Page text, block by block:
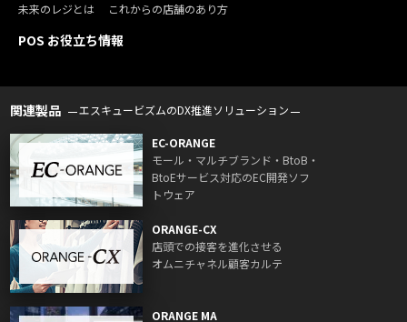
未来のレジとは
これからの店舗のあり方
POS お役立ち情報
関連製品 エスキュービズムのDX推進ソリューション
EC-ORANGE
モール・マルチブランド・BtoB・
BtoEサービス対応のEC開発ソフ
トウェア
ORANGE-CX
店頭での接客を進化させる
オムニチャネル顧客カルテ
ORANGE MA